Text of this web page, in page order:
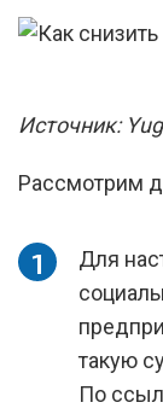
Источник:
Рассмотрим
Для
такую
По